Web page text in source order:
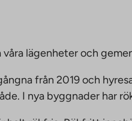
våra lägenheter och
från 2019 och
I nya byggnader har